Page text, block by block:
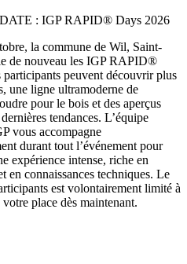
: IGP RAPID® Days 2026
la commune de Wil, Saint-
de nouveau les IGP RAPID®
peuvent découvrir plus
une ligne ultramoderne de
pour le bois et des aperçus
tendances. L’équipe
vous accompagne
durant tout l’événement pour
expérience intense, riche en
en connaissances techniques. Le
est volontairement limité à
place dès maintenant.